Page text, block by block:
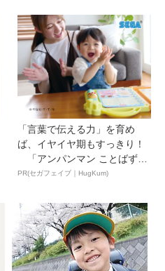
「言葉で伝える力」を育め
ば、イヤイヤ期もすっきり！
「アンパンマン ことばずか
ん...
PR(セガフェイブ｜HugKum)